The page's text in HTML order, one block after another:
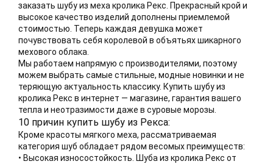
заказать шубу из меха кролика Рекс. Прекрасный крой и
высокое качество изделий дополнены приемлемой
стоимостью. Теперь каждая девушка может
почувствовать себя королевой в объятьях шикарного
мехового облака.
Мы работаем напрямую с производителями, поэтому
можем выбрать самые стильные, модные новинки и не
теряющую актуальность классику. Купить шубу из
кролика Рекс в интернет — магазине, гарантия вашего
тепла и неотразимости даже в суровые морозы.
10 причин купить шубу из Рекса:
Кроме красоты мягкого меха, рассматриваемая
категория шуб обладает рядом весомых преимуществ:
• Высокая износостойкость. Шуба из кролика Рекс от